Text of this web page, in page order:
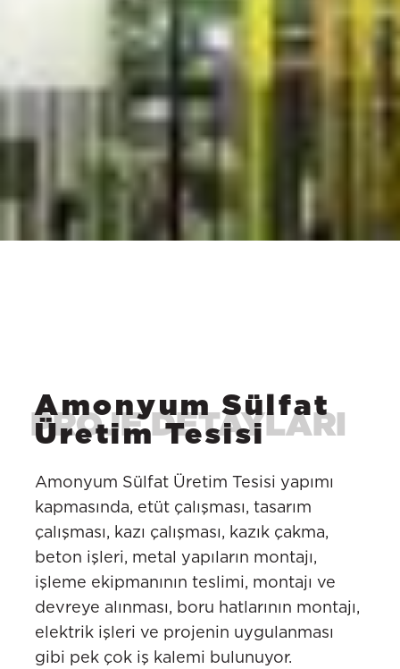
Amonyum Sülfat
Üretim Tesisi
Amonyum Sülfat Üretim Tesisi yapımı
kapmasında, etüt çalışması, tasarım
çalışması, kazı çalışması, kazık çakma,
beton işleri, metal yapıların montajı,
işleme ekipmanının teslimi, montajı ve
devreye alınması, boru hatlarının montajı,
elektrik işleri ve projenin uygulanması
gibi pek çok iş kalemi bulunuyor.